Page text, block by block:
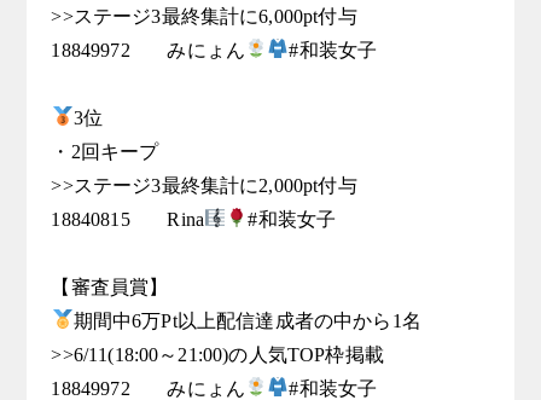
>>ステージ3最終集計に6,000pt付与
18849972	みにょん
#和装女子
3位
・2回キープ
>>ステージ3最終集計に2,000pt付与
18840815	Rina
#和装女子
期間中6万Pt以上配信達成者の中から1名
>>6/11(18:00～21:00)の人気TOP枠掲載
18849972	みにょん
#和装女子